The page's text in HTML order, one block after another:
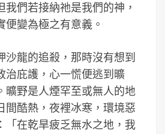
我們若接納祂是我們的神，
便變為極之有意義。
沙龍的追殺，那時沒有想到
治庇護，心一慌便逃到曠
曠野是人煙罕至或無人的地
間酷熱，夜裡冰寒，環境惡
「在乾旱疲乏無水之地，我